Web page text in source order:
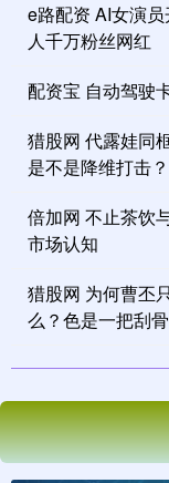
e路配资 AI女演
人千万粉丝网红
配资宝 自动驾驶
猎股网 代露娃同
是不是降维打击？
倍加网 不止茶饮
市场认知
猎股网 为何曹丕
么？色是一把刮